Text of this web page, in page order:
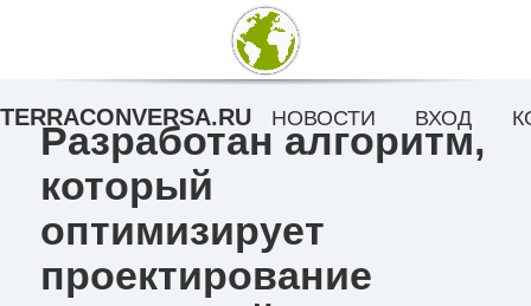
Разработан алгоритм,
который
оптимизирует
проектирование
TERRACONVERSA.RU НОВОСТИ ВХОД